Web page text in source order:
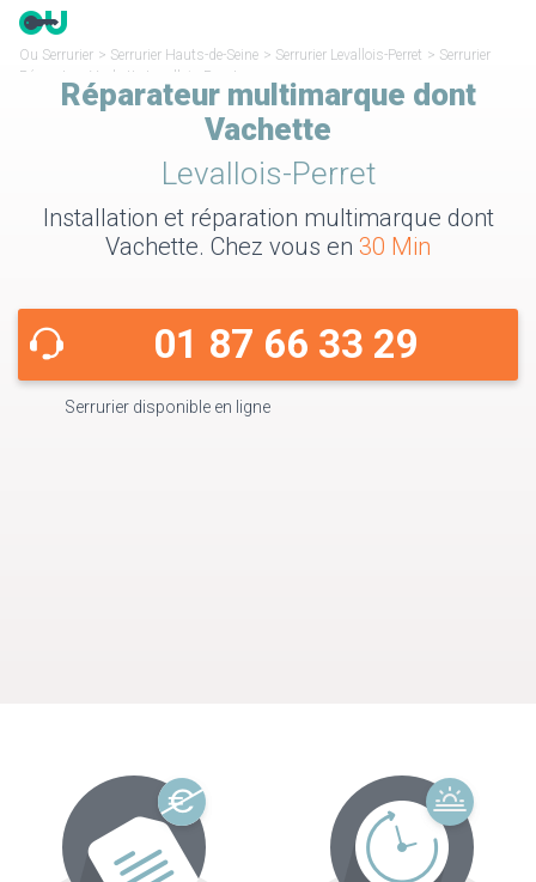
Ou Serrurier > Serrurier Hauts-de-Seine > Serrurier Levallois-Perret > Serrurier
Réparateur Vachette Levallois-Perret
Réparateur multimarque dont
Vachette
Levallois-Perret
Installation et réparation multimarque dont
Vachette. Chez vous en 30 Min
01 87 66 33 29
Serrurier disponible en ligne